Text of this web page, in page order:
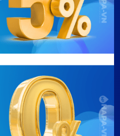
trái đang dùng 3000W
Booster, bếp tự giảm vùng
Tương tựCZ
- khác biệt so với CZ 87I và